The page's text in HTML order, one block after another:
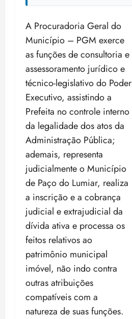
A Procuradoria Geral do
Município – PGM exerce
as funções de consultoria e
assessoramento jurídico e
técnico-legislativo do Poder
Executivo, assistindo a
Prefeita no controle interno
da legalidade dos atos da
Administração Pública;
ademais, representa
judicialmente o Município
de Paço do Lumiar, realiza
a inscrição e a cobrança
judicial e extrajudicial da
dívida ativa e processa os
feitos relativos ao
patrimônio municipal
imóvel, não indo contra
outras atribuições
compatíveis com a
natureza de suas funções.